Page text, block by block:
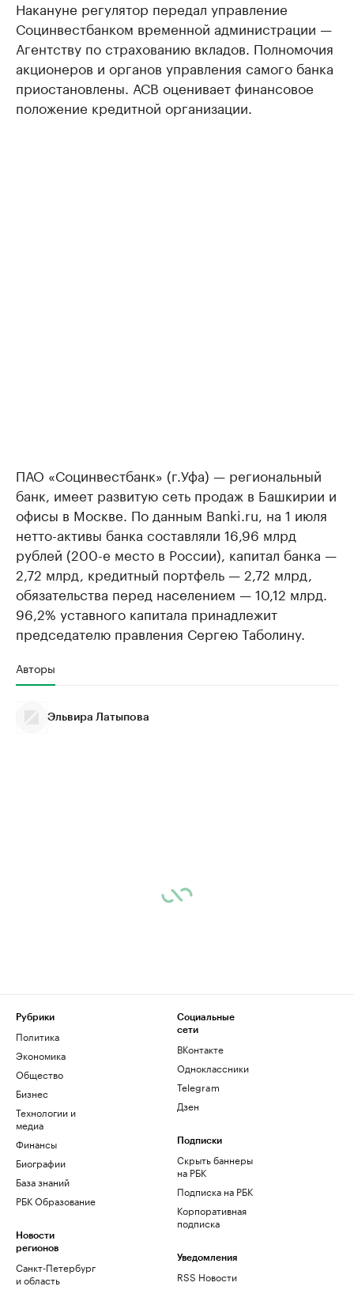
Накануне регулятор передал управление
Социнвестбанком временной администрации —
Агентству по страхованию вкладов. Полномочия
акционеров и органов управления самого банка
приостановлены. АСВ оценивает финансовое
положение кредитной организации.
ПАО «Социнвестбанк» (г.Уфа) — региональный
банк, имеет развитую сеть продаж в Башкирии и
офисы в Москве. По данным Banki.ru, на 1 июля
нетто-активы банка составляли 16,96 млрд
рублей (200-е место в России), капитал банка —
2,72 млрд, кредитный портфель — 2,72 млрд,
обязательства перед населением — 10,12 млрд.
96,2% уставного капитала принадлежит
председателю правления Сергею Таболину.
Авторы
Эльвира Латыпова
Рубрики
Политика
Экономика
Общество
Бизнес
Технологии и
медиа
Финансы
Биографии
База знаний
РБК Образование
Новости
регионов
Санкт-Петербург
и область
Социальные
сети
ВКонтакте
Одноклассники
Telegram
Дзен
Подписки
Скрыть баннеры
на РБК
Подписка на РБК
Корпоративная
подписка
Уведомления
RSS Новости